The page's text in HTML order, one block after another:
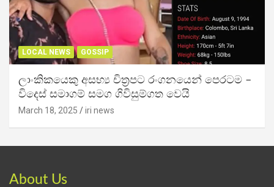
LOCAL NEWS GOSSIP
ලාංකිකයෙකු අසභ්‍ය චිත්‍රපට රංගනයෙන් පෙරටම –
විදෙස් සමාගම් සමග ගිවිසුම්ගත වෙයි
March 18, 2025 iri news
About Us